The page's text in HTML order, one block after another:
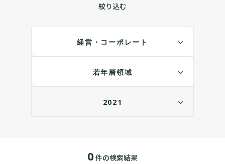
絞り込む
経営・コーポレート
若年層領域
2021
0 件の検索結果